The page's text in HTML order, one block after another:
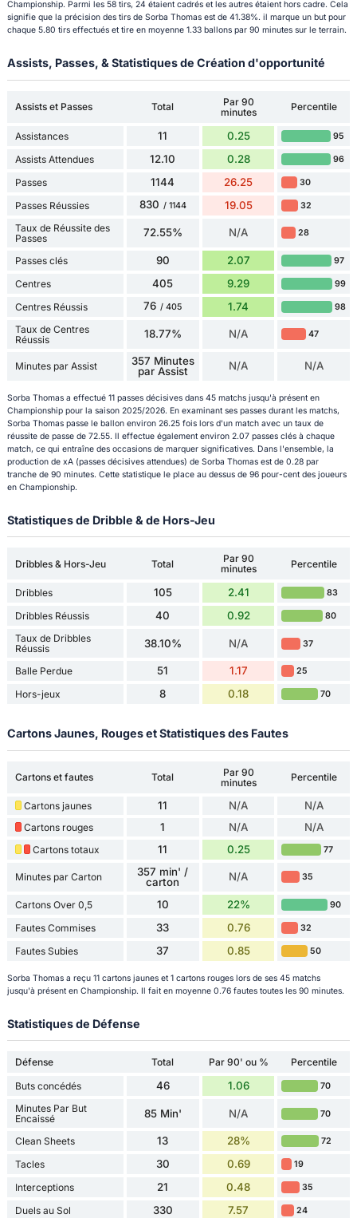
Championship. Parmi les 58 tirs, 24 étaient cadrés et les autres étaient hors cadre. Cela
signifie que la précision des tirs de Sorba Thomas est de 41.38%. il marque un but pour
chaque 5.80 tirs effectués et tire en moyenne 1.33 ballons par 90 minutes sur le terrain.
Assists, Passes, & Statistiques de Création d'opportunité
Assists et Passes Total
Par 90
minutes
Percentile
Assistances 11 0.25 95
Assists Attendues 12.10 0.28 96
Passes 1144 26.25 30
Passes Réussies 830 / 1144 19.05 32
Taux de Réussite des
Passes
72.55% N/A 28
Passes clés 90 2.07 97
Centres 405 9.29 99
Centres Réussis 76 / 405 1.74 98
Taux de Centres
Réussis
18.77% N/A 47
Minutes par Assist
357 Minutes
par Assist
N/A N/A
Sorba Thomas a effectué 11 passes décisives dans 45 matchs jusqu'à présent en
Championship pour la saison 2025/2026. En examinant ses passes durant les matchs,
Sorba Thomas passe le ballon environ 26.25 fois lors d'un match avec un taux de
réussite de passe de 72.55. Il effectue également environ 2.07 passes clés à chaque
match, ce qui entraîne des occasions de marquer significatives. Dans l'ensemble, la
production de xA (passes décisives attendues) de Sorba Thomas est de 0.28 par
tranche de 90 minutes. Cette statistique le place au dessus de 96 pour-cent des joueurs
en Championship.
Statistiques de Dribble & de Hors-Jeu
Dribbles & Hors-Jeu Total
Par 90
minutes
Percentile
Dribbles 105 2.41 83
Dribbles Réussis 40 0.92 80
Taux de Dribbles
Réussis
38.10% N/A 37
Balle Perdue 51 1.17 25
Hors-jeux 8 0.18 70
Cartons Jaunes, Rouges et Statistiques des Fautes
Cartons et fautes Total
Par 90
minutes
Percentile
Cartons jaunes 11 N/A N/A
Cartons rouges 1 N/A N/A
Cartons totaux 11 0.25 77
Minutes par Carton
357 min' /
carton
N/A 35
Cartons Over 0,5 10 22% 90
Fautes Commises 33 0.76 32
Fautes Subies 37 0.85 50
Sorba Thomas a reçu 11 cartons jaunes et 1 cartons rouges lors de ses 45 matchs
jusqu'à présent en Championship. Il fait en moyenne 0.76 fautes toutes les 90 minutes.
Statistiques de Défense
Défense Total Par 90' ou %
Percentile
Buts concédés
46 1.06 70
Minutes Par But
Encaissé
85 Min' N/A 70
Clean Sheets 13 28% 72
Tacles 30 0.69 19
Interceptions 21 0.48 35
Duels au Sol 330 7.57 24